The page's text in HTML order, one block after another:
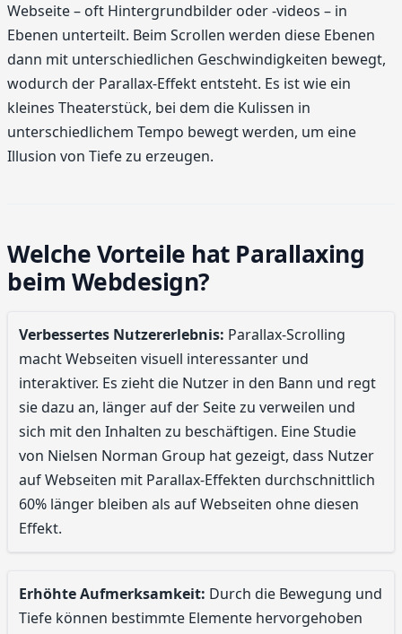
Webseite – oft Hintergrundbilder oder -videos – in
Ebenen unterteilt. Beim Scrollen werden diese Ebenen
dann mit unterschiedlichen Geschwindigkeiten bewegt,
wodurch der Parallax-Effekt entsteht. Es ist wie ein
kleines Theaterstück, bei dem die Kulissen in
unterschiedlichem Tempo bewegt werden, um eine
Illusion von Tiefe zu erzeugen.
Welche Vorteile hat Parallaxing
beim Webdesign?
Verbessertes Nutzererlebnis: Parallax-Scrolling
macht Webseiten visuell interessanter und
interaktiver. Es zieht die Nutzer in den Bann und regt
sie dazu an, länger auf der Seite zu verweilen und
sich mit den Inhalten zu beschäftigen. Eine Studie
von Nielsen Norman Group hat gezeigt, dass Nutzer
auf Webseiten mit Parallax-Effekten durchschnittlich
60% länger bleiben als auf Webseiten ohne diesen
Effekt.
Erhöhte Aufmerksamkeit: Durch die Bewegung und
Tiefe können bestimmte Elemente hervorgehoben